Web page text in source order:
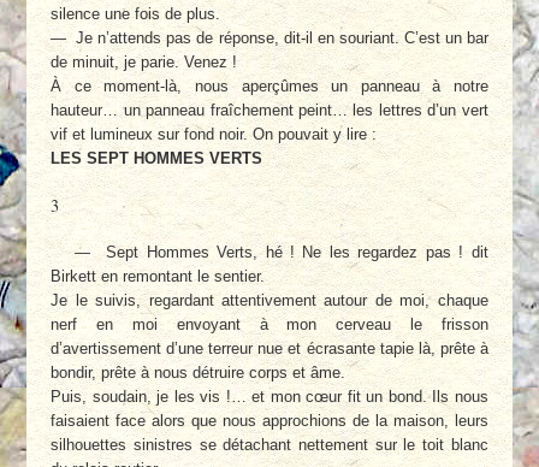
silence une fois de plus.
— Je n’attends pas de réponse, dit-il en souriant. C’est un bar
de minuit, je parie. Venez !
À ce moment-là, nous aperçûmes un panneau à notre
hauteur… un panneau fraîchement peint… les lettres d’un vert
vif et lumineux sur fond noir. On pouvait y lire :
LES SEPT HOMMES VERTS
3
— Sept Hommes Verts, hé ! Ne les regardez pas ! dit
Birkett en remontant le sentier.
Je le suivis, regardant attentivement autour de moi, chaque
nerf en moi envoyant à mon cerveau le frisson
d’avertissement d’une terreur nue et écrasante tapie là, prête à
bondir, prête à nous détruire corps et âme.
Puis, soudain, je les vis !… et mon cœur fit un bond. Ils nous
faisaient face alors que nous approchions de la maison, leurs
silhouettes sinistres se détachant nettement sur le toit blanc